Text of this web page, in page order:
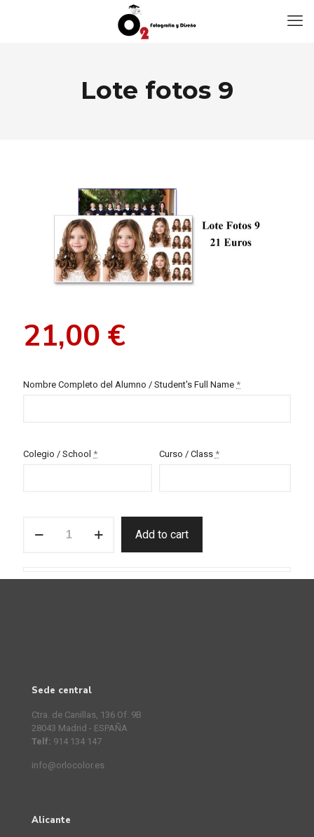
Lote fotos 9
21,00 €
Nombre Completo del Alumno / Student's Full Name *
Colegio / School * Curso / Class *
fotos
Add to cart
Sede central
Ctra. de Canillas, 136 Of. 9B
28043 Madrid - ESPAÑA
Telf: 914 134 147
info@orlocolor.es
Alicante